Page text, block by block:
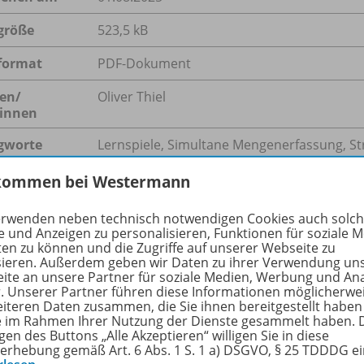
523,5 kB
PDF-Dokument
Oliver Thiel
Lernspiele, Simultane Mengenerfassung,
Basiskompetenzen, Zahlen und
stellt eine Studie vor, die das Potenzial von Gebeta
Hier wird es als pädagogisches Werkzeug zur
Rechnen im Vor- und Grundschulalter
bei Westermann
neben technisch notwendigen Cookies auch
und Anzeigen zu personalisieren, Funktionen für soziale
zu können und die Zugriffe auf unserer Webseite zu
Außerdem geben wir Daten zu ihrer Verwendung
an unsere Partner für soziale Medien, Werbung und
Unserer Partner führen diese Informationen
Daten zusammen, die Sie ihnen bereitgestellt
im Rahmen Ihrer Nutzung der Dienste gesammelt haben.
des Buttons „Alle Akzeptieren“ willigen Sie in diese
gemäß Art. 6 Abs. 1 S. 1 a) DSGVO, § 25 TDDDG